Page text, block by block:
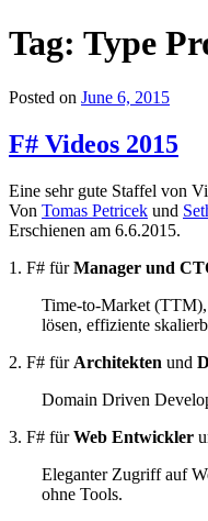
Tag: Type
Posted on June 6, 2015
F# Videos 2015
Eine sehr gute Staffel von
Von Tomas Petricek und
Erschienen am 6.6.2015.
1. F# fürManager und
Time-to-Market
lösen, effiziente
2. F# für Architekten und
Domain Driven
3. F# fürWeb Entwickler
Eleganter Zugriff auf
ohne Tools.